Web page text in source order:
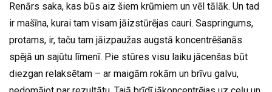
Renārs saka, kas būs aiz šiem krūmiem un vēl tālāk. Un tad
ir mašīna, kurai tam visam jāizstūrējas cauri. Saspringums,
protams, ir, taču tam jāizpaužas augstā koncentrēšanās
spējā un sajūtu līmenī. Pie stūres visu laiku jācenšas būt
diezgan relaksētam – ar maigām rokām un brīvu galvu,